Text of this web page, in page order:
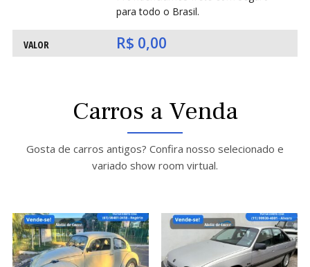
O
Opara todo o Brasil.
VALOR R$ 0,00
Carros a Venda
Gosta de carros antigos? Confira nosso selecionado e
variado show room virtual.